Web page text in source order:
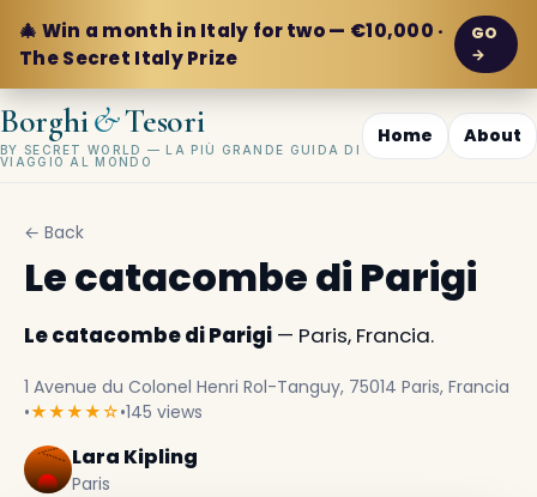
🎄 Win a month in Italy for two — €10,000 ·
The Secret Italy Prize
GO
→
Borghi&Tesori
BY SECRET WORLD — LA PIÙ GRANDE GUIDA DI
VIAGGIO AL MONDO
Home About
← Back
Le catacombe di Parigi
Le catacombe di Parigi — Paris, Francia.
1 Avenue du Colonel Henri Rol-Tanguy, 75014 Paris, Francia
•★★★★☆•145 views
Lara Kipling
Paris